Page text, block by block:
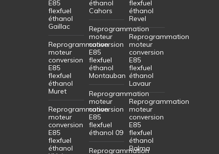
E85
flexfuel
éthanol
Gaillac
Reprogrammation
moteur
conversion
E85
flexfuel
éthanol
Muret
Reprogrammation
moteur
conversion
E85
flexfuel
éthanol
éthanol
Cahors
Reprogrammation
moteur
conversion
E85
flexfuel
éthanol
Montauban
Reprogrammation
moteur
conversion
E85
flexfuel
éthanol 09
Reprogrammation
flexfuel
éthanol
Revel
Reprogrammation
moteur
conversion
E85
flexfuel
éthanol
Lavaur
Reprogrammation
moteur
conversion
E85
flexfuel
éthanol
Balma